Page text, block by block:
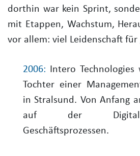
dorthin war kein Sprint,
mit Etappen, Wachstum,
vor allem: viel Leidenschaft für
2006: Intero
Tochter einer
in Stralsund. Von Anfang
auf der
Geschäftsprozessen.